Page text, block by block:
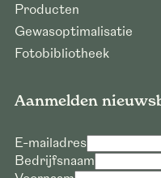
Producten
Gewasoptimalisatie
Fotobibliotheek
Aanmelden
E-mailadres
Bedrijfsnaam